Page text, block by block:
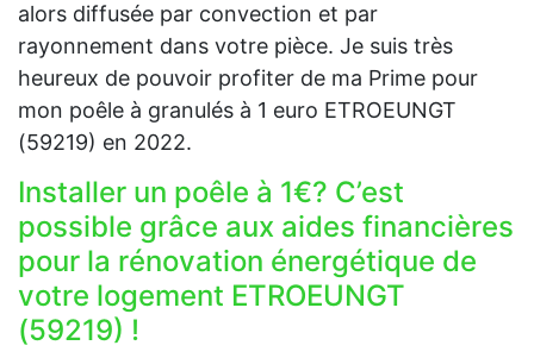
alors diffusée par convection et par
rayonnement dans votre pièce. Je suis très
heureux de pouvoir profiter de ma Prime pour
mon poêle à granulés à 1 euro ETROEUNGT
(59219) en 2022.
Installer un poêle à 1€? C’est
possible grâce aux aides financières
pour la rénovation énergétique de
votre logement ETROEUNGT
(59219) !